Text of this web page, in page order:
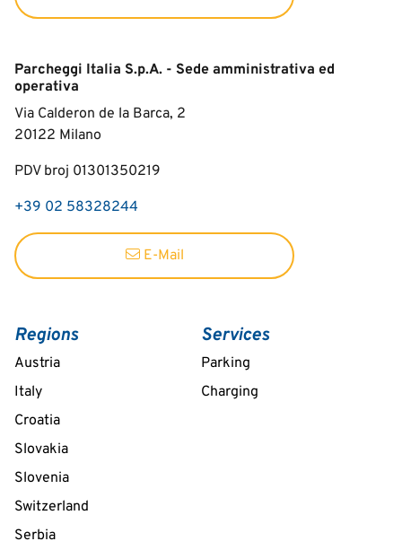
Parcheggi Italia S.p.A. - Sede amministrativa ed
operativa
Via Calderon de la Barca, 2
20122 Milano
PDV broj 01301350219
+39 02 58328244
E-Mail
Regions
Austria
Italy
Croatia
Slovakia
Slovenia
Switzerland
Serbia
Services
Parking
Charging